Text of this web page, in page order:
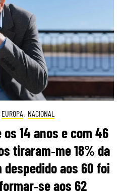
EUROPA , NACIONAL
14 anos e com 46
tiraram‑me 18% da
despedido aos 60 foi
aos 62